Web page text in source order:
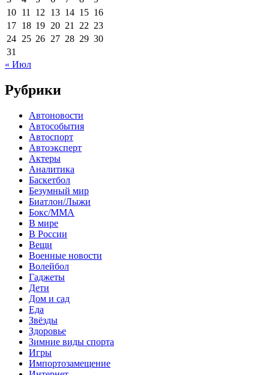
10 11 12 13 14 15 16
17 18 19 20 21 22 23
24 25 26 27 28 29 30
31
« Июл
Рубрики
Автоновости
Автособытия
Автоспорт
Автоэксперт
Актеры
Аналитика
Баскетбол
Безумный мир
Биатлон/Лыжи
Бокс/MMA
В мире
В России
Вещи
Военные новости
Волейбол
Гаджеты
Дети
Дом и сад
Еда
Звёзды
Здоровье
Зимние виды спорта
Игры
Импортозамещение